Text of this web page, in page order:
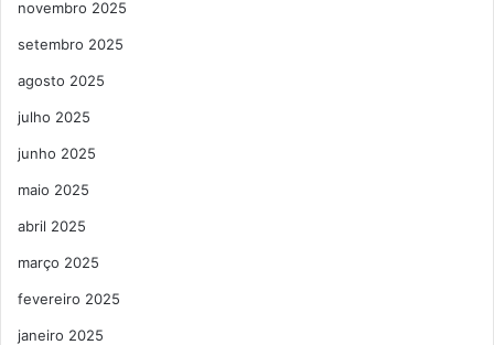
novembro 2025
setembro 2025
agosto 2025
julho 2025
junho 2025
maio 2025
abril 2025
março 2025
fevereiro 2025
janeiro 2025